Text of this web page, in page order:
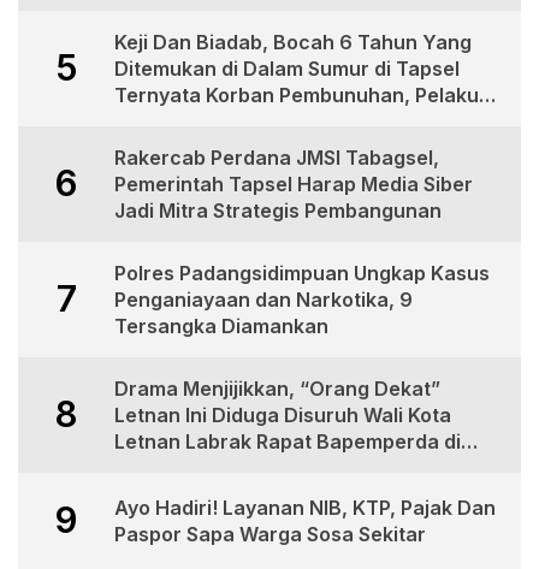
5
Keji Dan Biadab, Bocah 6 Tahun Yang
Ditemukan di Dalam Sumur di Tapsel
Ternyata Korban Pembunuhan, Pelaku
6
Rakercab Perdana JMSI Tabagsel,
Pemerintah Tapsel Harap Media Siber
Jadi Mitra Strategis Pembangunan
7
Polres Padangsidimpuan Ungkap Kasus
Penganiayaan dan Narkotika, 9
Tersangka Diamankan
8
Drama Menjijikkan, “Orang Dekat”
Letnan Ini Diduga Disuruh Wali Kota
Letnan Labrak Rapat Bapemperda di
9
Ayo Hadiri! Layanan NIB, KTP, Pajak Dan
Paspor Sapa Warga Sosa Sekitar